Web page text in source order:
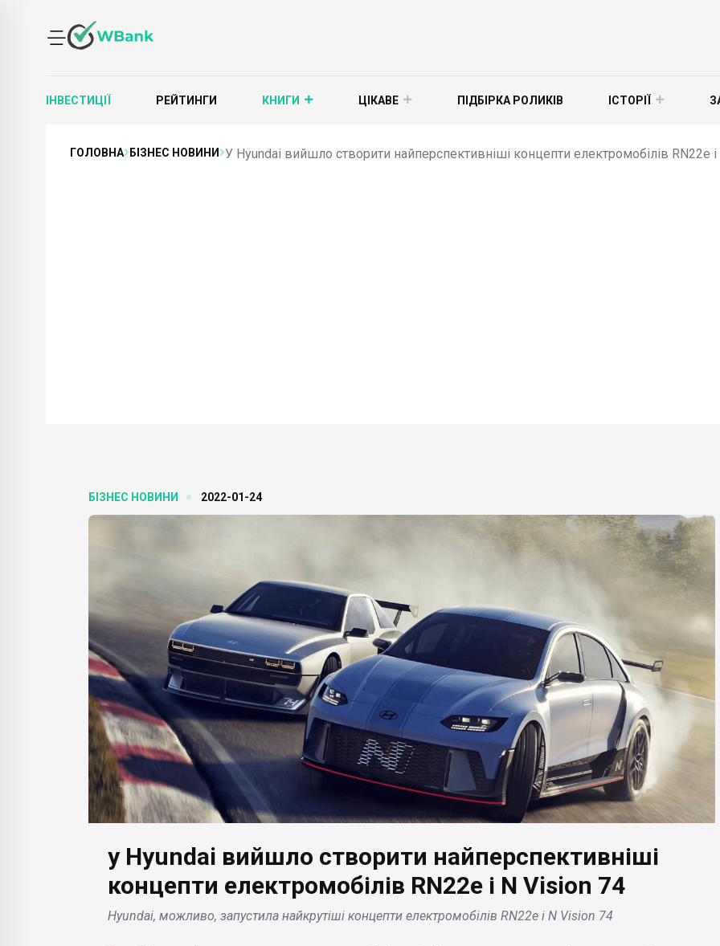
ІНВЕСТИЦІЇ РЕЙТИНГИ КНИГИ ЦІКАВЕ ПІДБІРКА РОЛИКІВ ІСТОРІЇ
ГОЛОВНА БІЗНЕС НОВИНИ У Hyundai вийшло створити найперспективніші концепти електромобілів RN22e і
БІЗНЕС НОВИНИ 2022-01-24
у Hyundai вийшло створити найперспективніші
концепти електромобілів RN22e і N Vision 74
Hyundai, можливо, запустила найкрутіші концепти електромобілів RN22e і N Vision 74
БІЗНЕС НОВИНИ
Nissan розробляє
власні плани з розвитку
БІЗНЕС НОВИНИ
Сервери Minecraft під
атакою: Microsoft
БІЗНЕС НОВИНИ
Maserati спроектувала